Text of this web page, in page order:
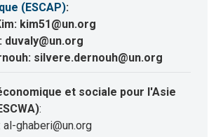
(ESCAP):
kim51@un.org
duvaly@un.org
silvere.dernouh@un.org
et sociale pour l'Asie
:
ghaberi@un.org